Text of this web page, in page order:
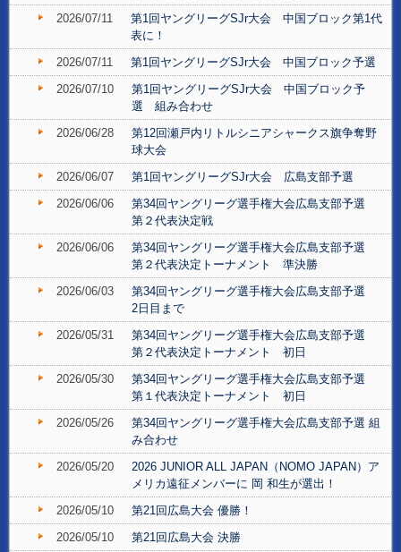
2026/07/11
第1回ヤングリーグSJr大会 中国ブロック第1代
表に！
2026/07/11
第1回ヤングリーグSJr大会 中国ブロック予選
2026/07/10
第1回ヤングリーグSJr大会 中国ブロック予
選 組み合わせ
2026/06/28
第12回瀬戸内リトルシニアシャークス旗争奪野
球大会
2026/06/07
第1回ヤングリーグSJr大会 広島支部予選
2026/06/06
第34回ヤングリーグ選手権大会広島支部予選
第２代表決定戦
2026/06/06
第34回ヤングリーグ選手権大会広島支部予選
第２代表決定トーナメント 準決勝
2026/06/03
第34回ヤングリーグ選手権大会広島支部予選
2日目まで
2026/05/31
第34回ヤングリーグ選手権大会広島支部予選
第２代表決定トーナメント 初日
2026/05/30
第34回ヤングリーグ選手権大会広島支部予選
第１代表決定トーナメント 初日
2026/05/26
第34回ヤングリーグ選手権大会広島支部予選 組
み合わせ
2026/05/20
2026 JUNIOR ALL JAPAN（NOMO JAPAN）ア
メリカ遠征メンバーに 岡 和生が選出！
2026/05/10
第21回広島大会 優勝！
2026/05/10
第21回広島大会 決勝